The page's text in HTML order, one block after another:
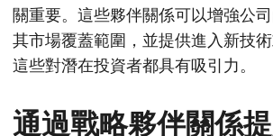
關重要。這些夥伴關係可以增強公
其市場覆蓋範圍，並提供進入新技
這些對潛在投資者都具有吸引力。
通過戰略夥伴關係